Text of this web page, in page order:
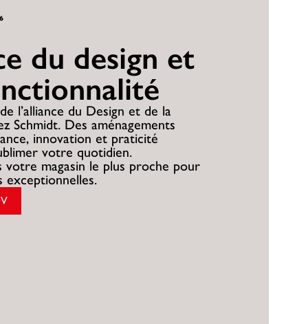
du design et
l’alliance du Design et de la
Schmidt. Des aménagements
innovation et praticité
votre quotidien.
votre magasin le plus proche pour
exceptionnelles.